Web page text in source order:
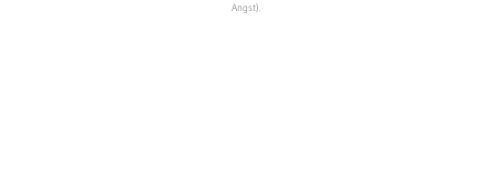
Angst).